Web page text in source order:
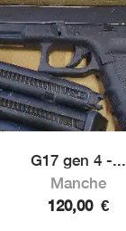
G17 gen 4 -...
Manche
120,00 €